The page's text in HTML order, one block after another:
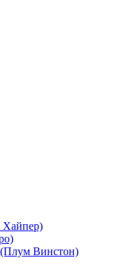
Хайпер)
(Плум Винстон)